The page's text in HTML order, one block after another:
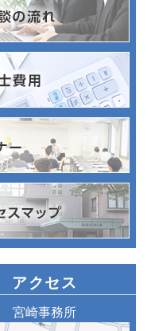
アクセス
宮崎事務所